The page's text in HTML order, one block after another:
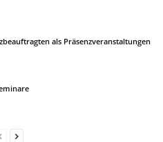
als Präsenzveranstaltungen